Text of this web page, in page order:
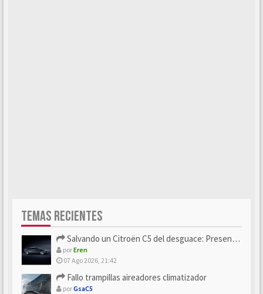
TEMAS RECIENTES
Salvando un Citroën C5 del desguace: Presentación y seguimiento
porEren
07 Ago 2026, 21:42
Fallo trampillas aireadores climatizador
porGsaC5